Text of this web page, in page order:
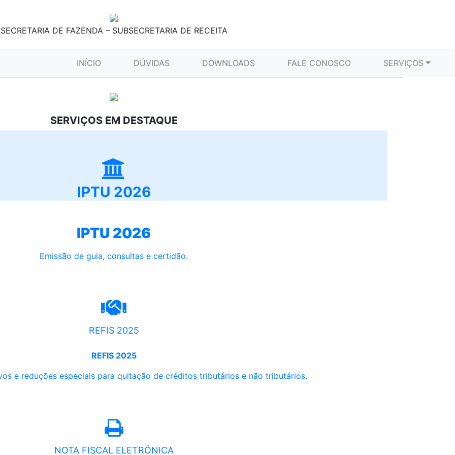
SECRETARIA DE FAZENDA – SUBSECRETARIA DE RECEITA
INÍCIO (CURRENT)DÚVIDAS DOWNLOADS FALE CONOSCO SERVIÇOS
SERVIÇOS EM DESTAQUE
IPTU 2026
IPTU 2026
Emissão de guia, consultas e certidão.
REFIS 2025
REFIS 2025
e reduções especiais para quitação de créditos tributários e não tributários.
NOTA FISCAL ELETRÔNICA